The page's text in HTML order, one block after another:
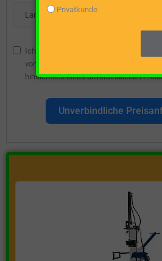
Ich bin damit einverstanden, dass die
vom Webseitenbetreiber gespeichert
hinsichtlich eines unverbindlichen
Unverbindliche
Privatkunde